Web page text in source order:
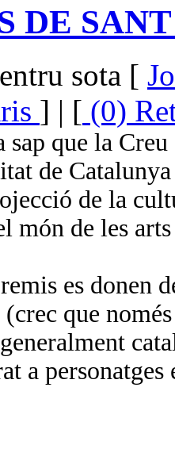
DE
sota [
] | [ (0)
sap que la
de
de la
món de les
es donen
que
a